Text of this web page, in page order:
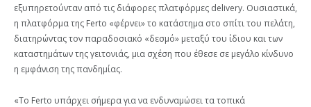
εξυπηρετούνταν από τις διάφορες πλατφόρμες delivery. Ουσιαστικά,
η πλατφόρμα της Ferto «φέρνει» το κατάστημα στο σπίτι του πελάτη,
διατηρώντας τον παραδοσιακό «δεσμό» μεταξύ του ίδιου και των
καταστημάτων της γειτονιάς, μια σχέση που έθεσε σε μεγάλο κίνδυνο
η εμφάνιση της πανδημίας.
«Το Ferto υπάρχει σήμερα για να ενδυναμώσει τα τοπικά